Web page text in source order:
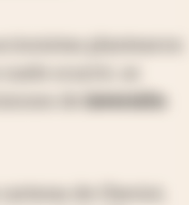
inversión
de Cheviot,